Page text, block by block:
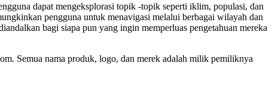
dapat mengeksplorasi topik -topik seperti iklim, populasi, dan
pengguna untuk menavigasi melalui berbagai wilayah dan
bagi siapa pun yang ingin memperluas pengetahuan mereka
Semua nama produk, logo, dan merek adalah milik pemiliknya